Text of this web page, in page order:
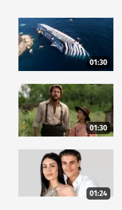
01:30
01:30
01:24